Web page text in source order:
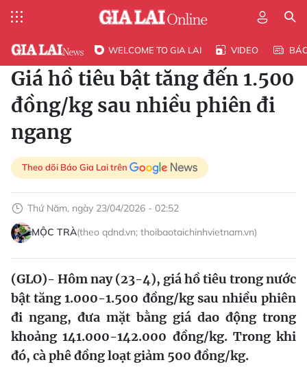
WELCOME TO GIA LAI VIDEO
Giá hồ tiêu bật tăng đến 1.500
đồng/kg sau nhiều phiên đi
ngang
Theo dõi Báo Gia Lai trên
Thứ Năm, ngày 23/04/2026 - 02:52
MỘC TRÀ(theo qdnd.vn; thoibaotaichinhvietnam.vn)
(GLO)- Hôm nay (23-4), giá hồ tiêu trong nước
bật tăng 1.000-1.500 đồng/kg sau nhiều phiên
đi ngang, đưa mặt bằng giá dao động trong
khoảng 141.000-142.000 đồng/kg. Trong khi
đó, cà phê đồng loạt giảm 500 đồng/kg.